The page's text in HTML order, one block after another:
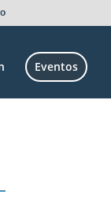
Eventos